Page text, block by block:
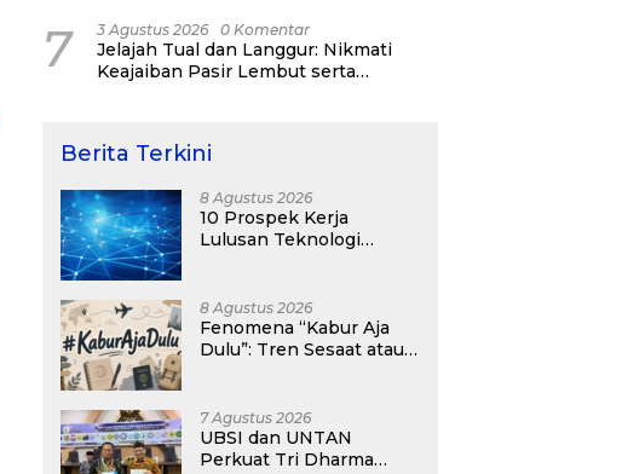
7 3 Agustus 2026 0 Komentar
Jelajah Tual dan Langgur: Nikmati
Keajaiban Pasir Lembut serta
Berita Terkini
8 Agustus 2026
10 Prospek Kerja
Lulusan Teknologi
Kompetitif di Era Digital
8 Agustus 2026
Fenomena “Kabur Aja
Dulu”: Tren Sesaat atau
Depan?
7 Agustus 2026
UBSI dan UNTAN
Perkuat Tri Dharma